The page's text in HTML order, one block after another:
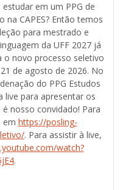
em um PPG de
CAPES? Então temos
para mestrado e
da UFF 2027 já
o novo processo seletivo
de agosto de 2026. No
do PPG Estudos
live para apresentar os
nosso convidado! Para
em https://posling-
. Para assistir à live,
watch?
.